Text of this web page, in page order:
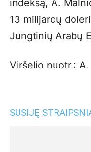
indeksą, A.
13 milijardų
Jungtinių Arabų
Viršelio nuotr.:
SUSIJĘ